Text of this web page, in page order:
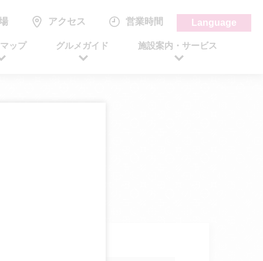
アクセス 営業時間 Language
ップ グルメガイド 施設案内・サービス